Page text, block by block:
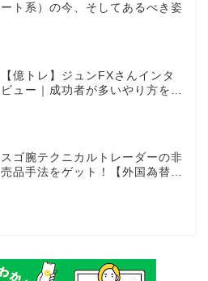
ート系）の今、そしてあるべき姿
【億トレ】ジュンFXさんインタ
ビュー｜成功者が多いやり方を選
スゴ腕テクニカルトレーダーの非
売品手法をゲット！【外国為替×